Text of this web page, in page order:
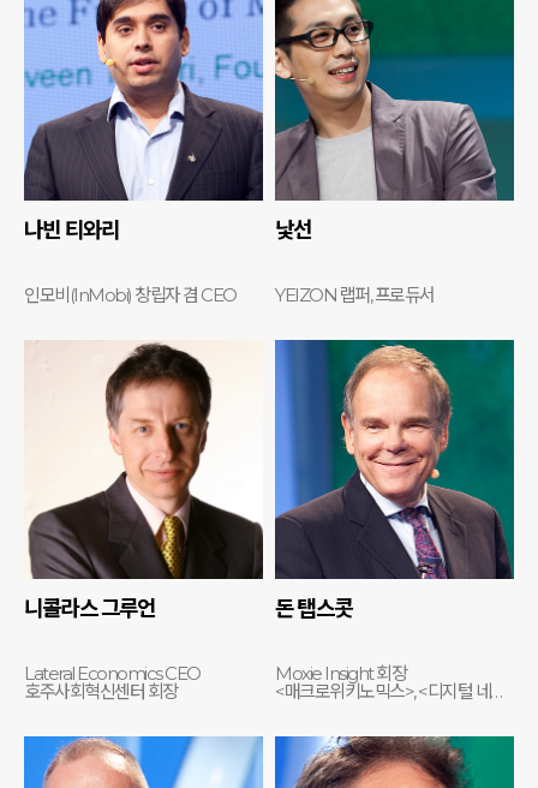
나빈 티와리
인모비(InMobi) 창립자 겸 CEO
낯선
YEIZON 랩퍼, 프로듀서
니콜라스 그루언
Lateral Economics CEO
호주사회혁신센터 회장
돈 탭스콧
Moxie Insight 회장
<매크로위키노믹스>, <디지털 네이티브> 저자